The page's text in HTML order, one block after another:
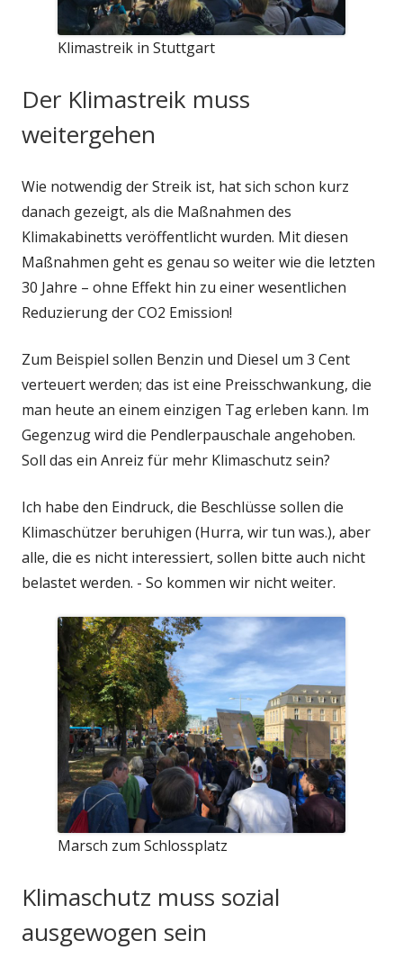
Klimastreik in Stuttgart
Der Klimastreik muss
weitergehen
Wie notwendig der Streik ist, hat sich schon kurz
danach gezeigt, als die Maßnahmen des
Klimakabinetts veröffentlicht wurden. Mit diesen
Maßnahmen geht es genau so weiter wie die letzten
30 Jahre – ohne Effekt hin zu einer wesentlichen
Reduzierung der CO2 Emission!
Zum Beispiel sollen Benzin und Diesel um 3 Cent
verteuert werden; das ist eine Preisschwankung, die
man heute an einem einzigen Tag erleben kann. Im
Gegenzug wird die Pendlerpauschale angehoben.
Soll das ein Anreiz für mehr Klimaschutz sein?
Ich habe den Eindruck, die Beschlüsse sollen die
Klimaschützer beruhigen (Hurra, wir tun was.), aber
alle, die es nicht interessiert, sollen bitte auch nicht
belastet werden. - So kommen wir nicht weiter.
Marsch zum Schlossplatz
Klimaschutz muss sozial
ausgewogen sein